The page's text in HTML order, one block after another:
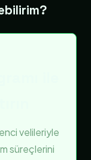
velileriyle
süreçlerini